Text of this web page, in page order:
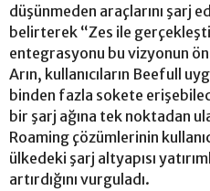
düşünmeden araçlarını şarj
belirterek “Zes ile
entegrasyonu bu vizyonun
Arın, kullanıcıların Beefull
binden fazla sokete
bir şarj ağına tek noktadan
Roaming çözümlerinin
ülkedeki şarj altyapısı
artırdığını vurguladı.